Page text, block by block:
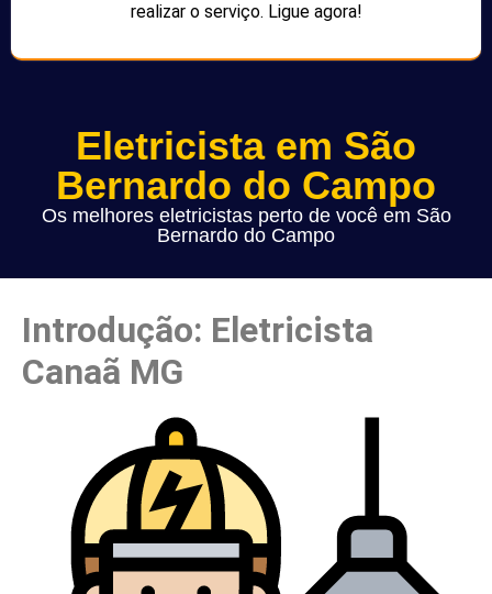
realizar o serviço. Ligue agora!
Eletricista em São
Bernardo do Campo
Os melhores eletricistas perto de você em São
Bernardo do Campo
Introdução: Eletricista
Canaã MG